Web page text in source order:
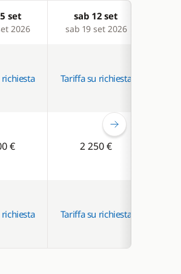
set
2026
sab 12 set
sab 19 set 2026
Tariffa su richiesta
€ 2 250 €
Tariffa su richiesta